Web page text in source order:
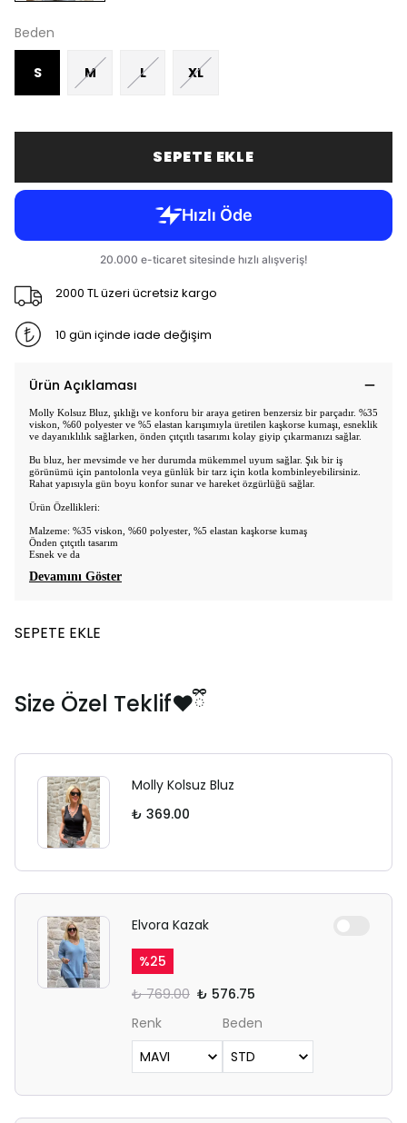
Beden
S M L XL
SEPETE EKLE
2000 TL üzeri ücretsiz kargo
10 gün içinde iade değişim
Ürün Açıklaması
Molly Kolsuz Bluz, şıklığı ve konforu bir araya getiren benzersiz bir parçadır. %35
viskon, %60 polyester ve %5 elastan karışımıyla üretilen kaşkorse kumaşı, esneklik
ve dayanıklılık sağlarken, önden çıtçıtlı tasarımı kolay giyip çıkarmanızı sağlar.
Bu bluz, her mevsimde ve her durumda mükemmel uyum sağlar. Şık bir iş
görünümü için pantolonla veya günlük bir tarz için kotla kombinleyebilirsiniz.
Rahat yapısıyla gün boyu konfor sunar ve hareket özgürlüğü sağlar.
Ürün Özellikleri:
Malzeme: %35 viskon, %60 polyester, %5 elastan kaşkorse kumaş
Önden çıtçıtlı tasarım
Esnek ve da
Devamını Göster
SEPETE EKLE
Size Özel Teklif❤️ྀི
Molly Kolsuz Bluz
₺ 369.00
Elvora Kazak
%25
₺ 769.00 ₺ 576.75
Renk
Beden